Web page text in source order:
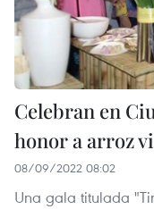
Celebran en
honor a arroz
08/09/2022 08:02
Una gala titulada